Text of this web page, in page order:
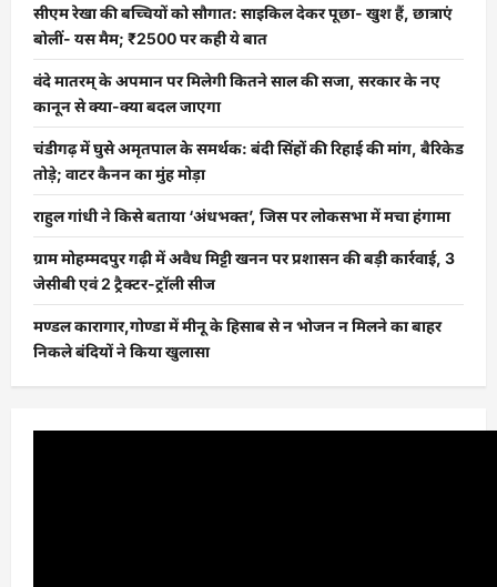
सीएम रेखा की बच्चियों को सौगात: साइकिल देकर पूछा- खुश हैं, छात्राएं
बोलीं- यस मैम; ₹2500 पर कही ये बात
वंदे मातरम् के अपमान पर मिलेगी कितने साल की सजा, सरकार के नए
कानून से क्या-क्या बदल जाएगा
चंडीगढ़ में घुसे अमृतपाल के समर्थक: बंदी सिंहों की रिहाई की मांग, बैरिकेड
तोड़े; वाटर कैनन का मुंह मोड़ा
राहुल गांधी ने किसे बताया ‘अंधभक्त’, जिस पर लोकसभा में मचा हंगामा
ग्राम मोहम्मदपुर गढ़ी में अवैध मिट्टी खनन पर प्रशासन की बड़ी कार्रवाई, 3
जेसीबी एवं 2 ट्रैक्टर-ट्रॉली सीज
मण्डल कारागार,गोण्डा में मीनू के हिसाब से न भोजन न मिलने का बाहर
निकले बंदियों ने किया खुलासा